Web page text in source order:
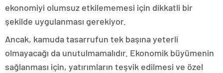
ekonomiyi olumsuz etkilememesi için dikkatli bir
şekilde uygulanması gerekiyor.
Ancak, kamuda tasarrufun tek başına yeterli
olmayacağı da unutulmamalıdır. Ekonomik büyümenin
sağlanması için, yatırımların teşvik edilmesi ve özel